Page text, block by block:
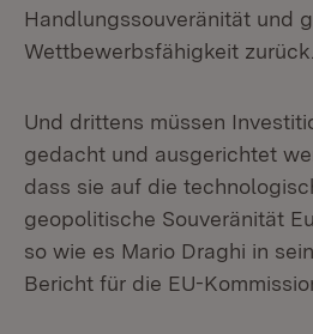
Handlungssouveränität und
Wettbewerbsfähigkeit zurück.
Und drittens müssen
gedacht und ausgerichtet
dass sie auf die
geopolitische Souveränität
so wie es Mario Draghi in
Bericht für die EU-